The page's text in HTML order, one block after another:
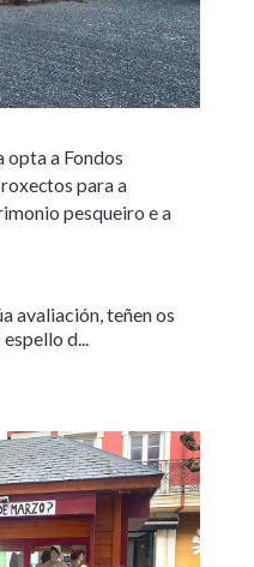
opta a Fondos
para a
pesqueiro e a
avaliación, teñen os
d...